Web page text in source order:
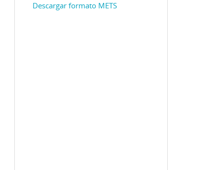
Descargar formato METS